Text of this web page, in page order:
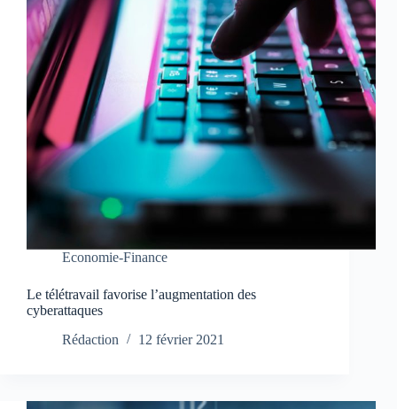
Economie-Finance
Le télétravail favorise l’augmentation des
cyberattaques
Rédaction
12 février 2021